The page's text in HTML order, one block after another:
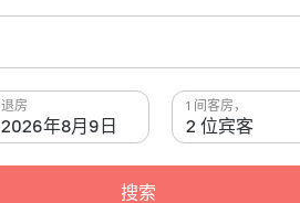
2026年8月9日
退房
2 位宾客
1 间客房，
搜索
距离 都柏林 市中心 2.6 公里
该酒店的客房